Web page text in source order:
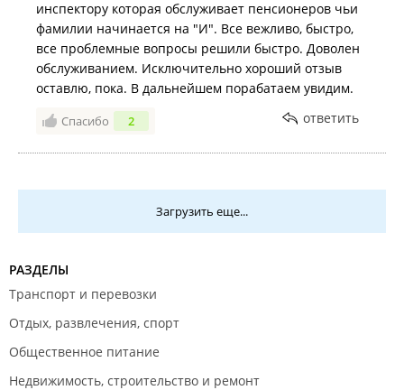
Татьяна Викторовна приняла без очереди
пенсионера, который пришёл позже меня (по
звонку, при мне был звонок инспектору). Причём
они оба прошли в кабинет пенсионного фонда. Мне
интересно, есть ли контролирующие работу службы
инспектору которая обслуживает пенсионеров чьи
фамилии начинается на "И". Все вежливо, быстро,
все проблемные вопросы решили быстро. Доволен
обслуживанием. Исключительно хороший отзыв
оставлю, пока. В дальнейшем порабатаем увидим.
Спасибо 2 ответить
Загрузить еще...
РАЗДЕЛЫ
Транспорт и перевозки
Отдых, развлечения, спорт
Общественное питание
Недвижимость, строительство и ремонт